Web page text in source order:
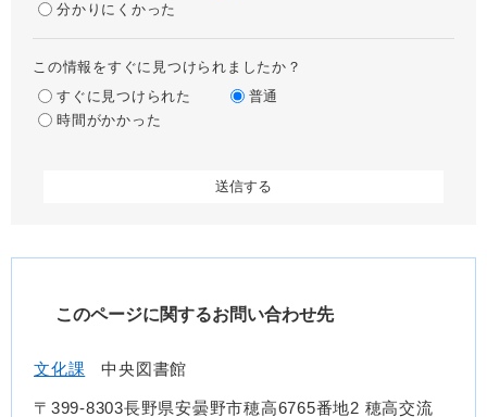
分かりにくかった
この情報をすぐに見つけられましたか？
すぐに見つけられた
普通
時間がかかった
このページに関するお問い合わせ先
文化課 中央図書館
〒399-8303長野県安曇野市穂高6765番地2 穂高交流